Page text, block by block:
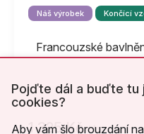
Pojďte dál a buďte tu
cookies?
Aby vám šlo brouzdání
Náš výrobek Končící
Francouzské
1 325 Kč/ ks